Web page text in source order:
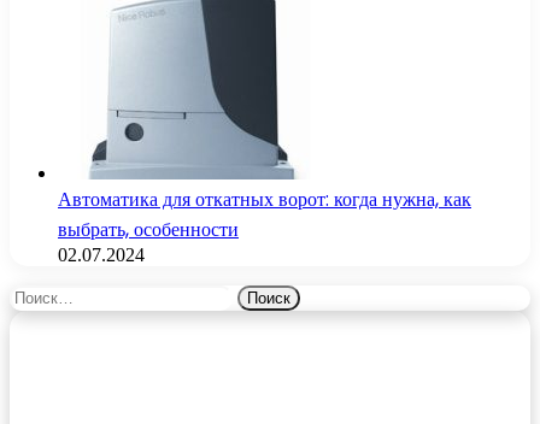
Автоматика для откатных ворот: когда нужна, как
выбрать, особенности
02.07.2024
Найти: